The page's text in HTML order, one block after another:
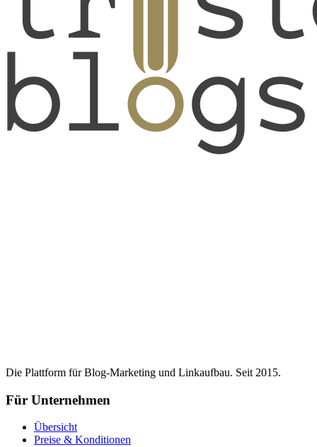
Die Plattform für Blog-Marketing und Linkaufbau. Seit 2015.
Für Unternehmen
Übersicht
Preise & Konditionen